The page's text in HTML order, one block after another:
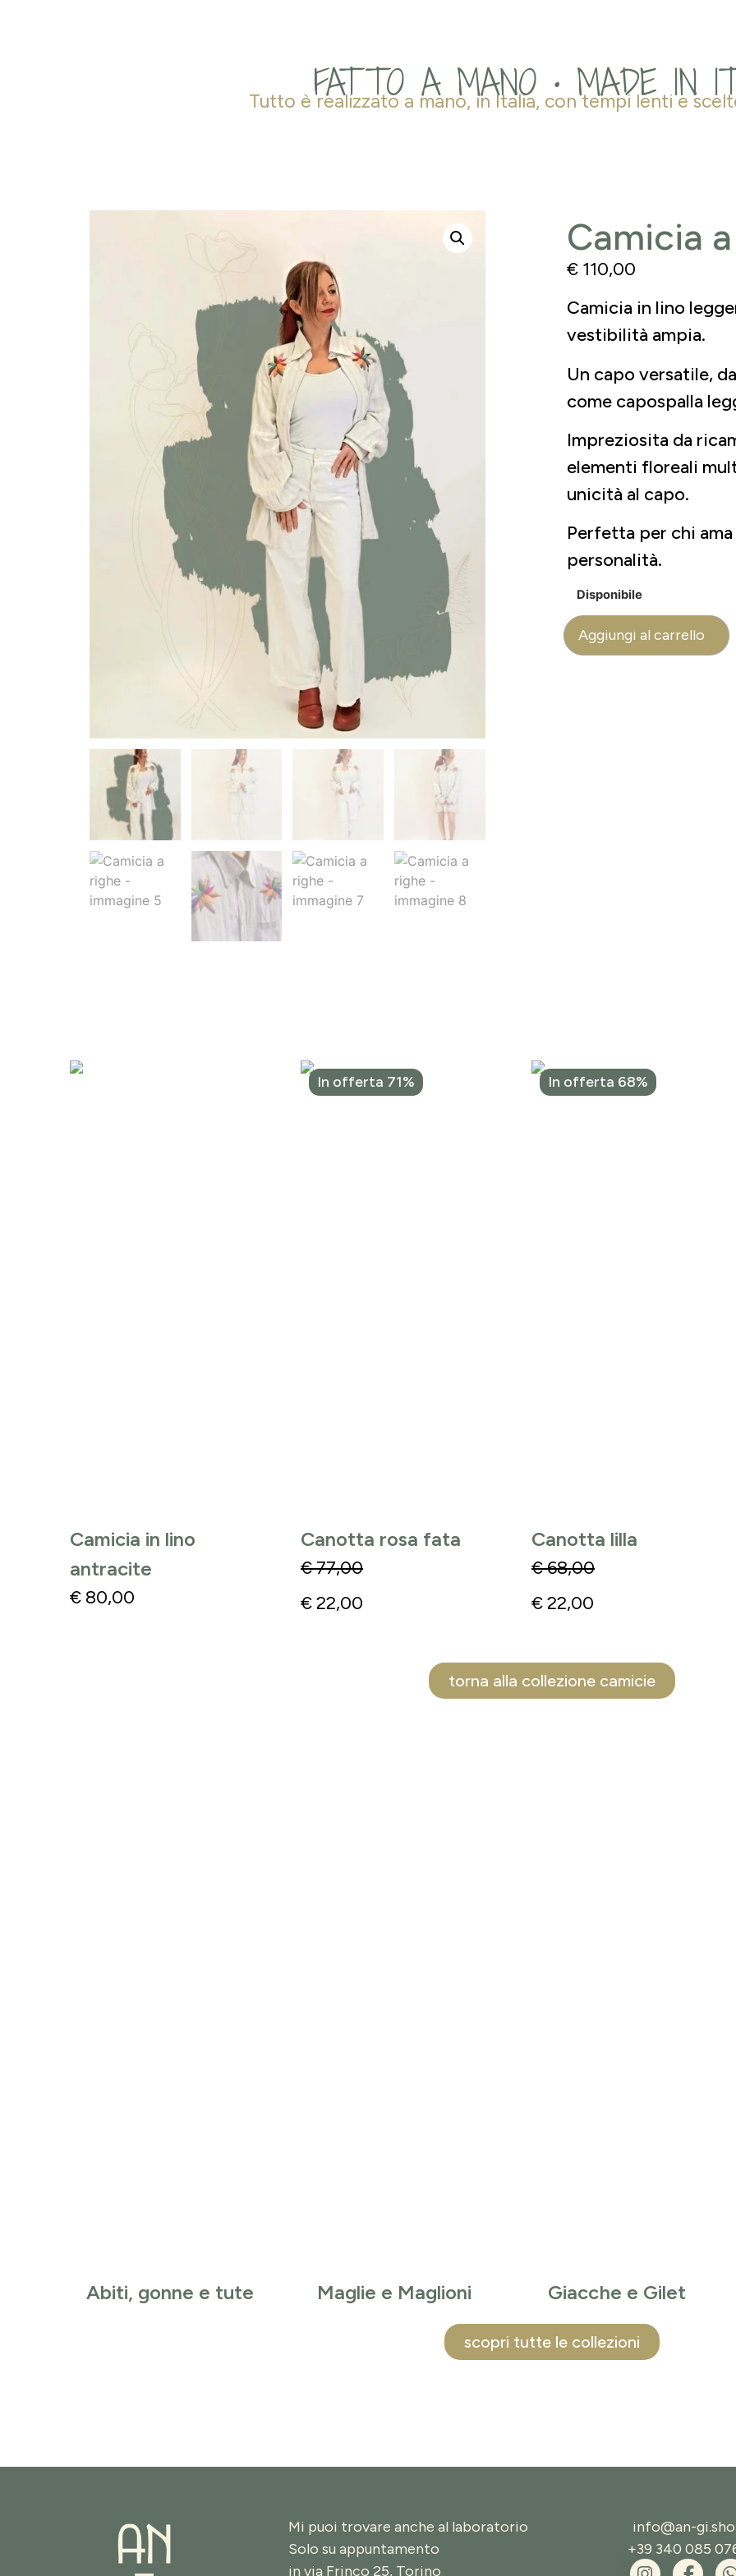
FATTO A MANO • MADE IN
Tutto è realizzato a mano, in Italia, con tempi lenti e
Camicia
€ 110,00
Camicia in lino
vestibilità ampia.
Un capo versatile,
come capospalla
Impreziosita da
elementi floreali
unicità al capo.
Perfetta per chi
personalità.
Disponibile
Aggiungi al carrello
Camicia in lino
antracite
€ 80,00
In offerta 71%
Canotta rosa fata
€77,00
€22,00
In offerta 68%
Canotta lilla
€68,00
€22,00
torna alla collezione camicie
Abiti, gonne e tute Maglie e Maglioni Giacche e Gilet
scopri tutte le collezioni
Mi puoi trovare anche al laboratorio
Solo su appuntamento
in via Frinco 25, Torino
info@an-
+39 340 085